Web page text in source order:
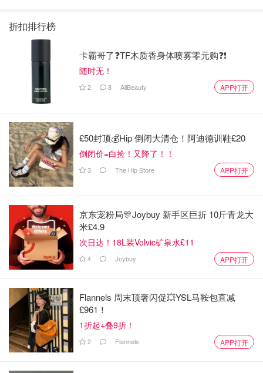
折扣排行榜
卡霸哥了❓TF木质香身体喷雾零元购❓❗
随时无！
2 8 AllBeauty APP打开
£50封顶💰Hip 倒闭大清仓！阿迪德训鞋£20
倒闭价=白捡！又降了！！
3 The Hip Store APP打开
京东宠粉局🎊Joybuy 新手区巨折 10斤青龙大
米£4.9
次日达！18L装Volvic矿泉水£11
4 Joybuy APP打开
Flannels 周末顶奢闪促💥YSL马鞍包直减
£961！
1折起+叠9折！
2 Flannels APP打开